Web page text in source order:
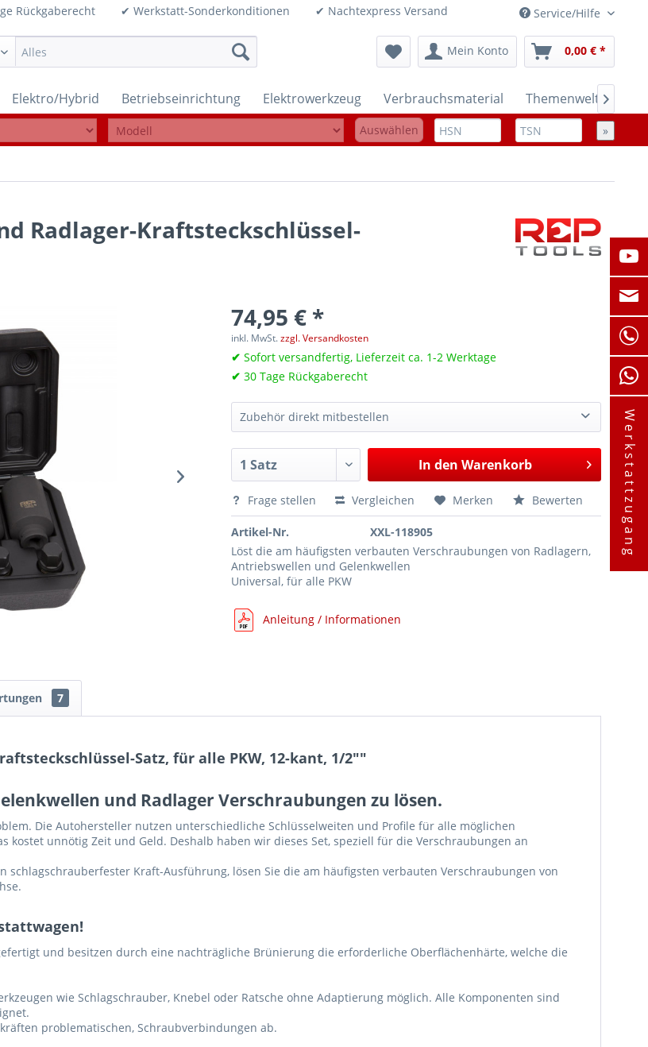
Rückgaberecht ✔ Werkstatt-Sonderkonditionen ✔ Nachtexpress Versand Service/Hilfe
Mein Konto 0,00 € *
Elektro/Hybrid Betriebseinrichtung Elektrowerkzeug Verbrauchsmaterial Themenwelten

Auswählen »
Radlager-Kraftsteckschlüssel-
74,95 € *
inkl. MwSt.zzgl. Versandkosten
✔ Sofort versandfertig, Lieferzeit ca. 1-2 Werktage
✔ 30 Tage Rückgaberecht
Zubehör direkt mitbestellen
De- und Montagesatz für Radlager Vorderachse an Smart und Twingo ab 2014 154,50 €*
In den Warenkorb
Frage stellen Vergleichen Merken Bewerten
Artikel-Nr.
XXL-118905
Löst die am häufigsten verbauten Verschraubungen von Radlagern,
Antriebswellen und Gelenkwellen
Universal, für alle PKW
Anleitung / Informationen
7
Satz, für alle PKW, 12-kant, 1/2""
und Radlager Verschraubungen zu lösen.
Die Autohersteller nutzen unterschiedliche Schlüsselweiten und Profile für alle möglichen
unnötig Zeit und Geld. Deshalb haben wir dieses Set, speziell für die Verschraubungen an
schlagschrauberfester Kraft-Ausführung, lösen Sie die am häufigsten verbauten Verschraubungen von
und besitzen durch eine nachträgliche Brünierung die erforderliche Oberflächenhärte, welche die
wie Schlagschrauber, Knebel oder Ratsche ohne Adaptierung möglich. Alle Komponenten sind
problematischen, Schraubverbindungen ab.
Werkstattzugang